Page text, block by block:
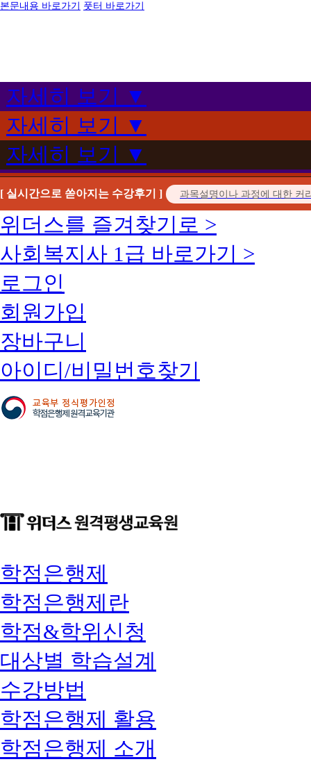
본문내용 바로가기 풋터 바로가기
자세히 보기 ▼
자세히 보기 ▼
자세히 보기 ▼
[ 실시간으로 쏟아지는 수강후기 ]
위더스를 즐겨찾기로 >
사회복지사 1급 바로가기 >
로그인
회원가입
장바구니
아이디/비밀번호찾기
학점은행제
학점은행제란
학점&학위신청
대상별 학습설계
수강방법
학점은행제 활용
학점은행제 소개